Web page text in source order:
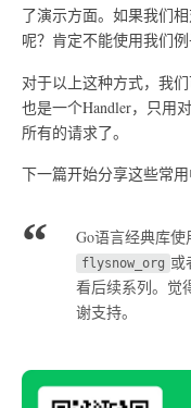
了演示方面。如果我们
呢？肯定不能使用我们
对于以上这种方式，我
也是一个Handler，只用
所有的请求了。
下一篇开始分享这些常
Go语言经典库
flysnow_org 或
看后续系列。觉
谢支持。